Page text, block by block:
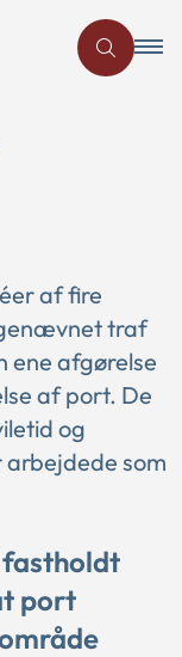
af fire
traf
ene afgørelse
af port. De
og
arbejdede som
port